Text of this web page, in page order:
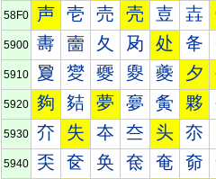
58F0 声 壱 売 壳 壴 壵
5900 夀 夁 夂 夃 处 夅
5910 夐 夑 夒 夓 夔 夕
5920 夠 夡 夢 夣 夤 夥
5930 夰 失 夲 夳 头 夵
5940 奀 奁 奂 奃 奄 奅